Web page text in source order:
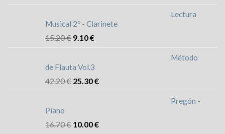
Lectura
Musical 2º - Clarinete
15.20€ 9.10€
Método
de Flauta Vol.3
42.20€ 25.30€
Pregón -
Piano
16.70€ 10.00€